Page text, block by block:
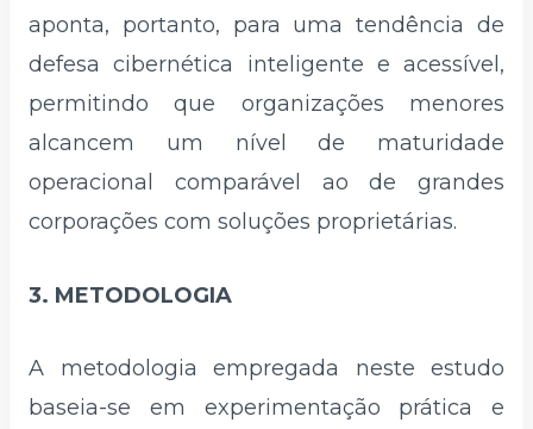
aponta, portanto, para uma tendência de
defesa cibernética inteligente e acessível,
permitindo que organizações menores
alcancem um nível de maturidade
operacional comparável ao de grandes
corporações com soluções proprietárias.
3. METODOLOGIA
A metodologia empregada neste estudo
baseia-se em experimentação prática e